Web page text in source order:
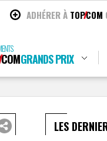
ADHÉRER À TOPCOM
COMGRANDS PRIX
LES